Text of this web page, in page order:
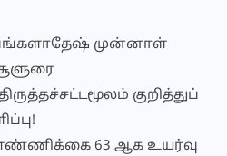
பங்களாதேஷ் முன்னாள்
குறித்துப்
63 ஆக உயர்வு